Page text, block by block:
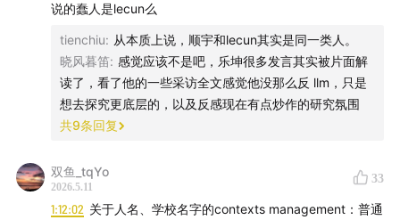
平台播出；
我们的视频播客在Bilibili 、 小红书、视频号、抖音等全视
频平台播出；
如果你想服用文字版，请搜索我们工作室的公众号：语言
即世界language is world。
说的蠢人是lecun么
tienchiu: 从本质上说，顺宇和lecun其实是同一类人。
晓风暮笛: 感觉应该不是吧，乐坤很多发言其实被片面解
读了，看了他的一些采访全文感觉他没那么反 llm，只是
想去探究更底层的，以及反感现在有点炒作的研究氛围
共9条回复
双鱼_tqYo
2026.5.11
33
1:12:02 关于人名、学校名字的contexts management：普通